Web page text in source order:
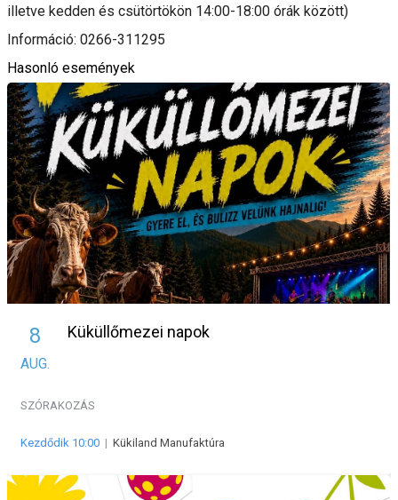
illetve kedden és csütörtökön 14:00-18:00 órák között)
Információ: 0266-311295
Hasonló események
8
AUG.
Küküllőmezei napok
SZÓRAKOZÁS
Kezdődik 10:00 | Kükiland Manufaktúra